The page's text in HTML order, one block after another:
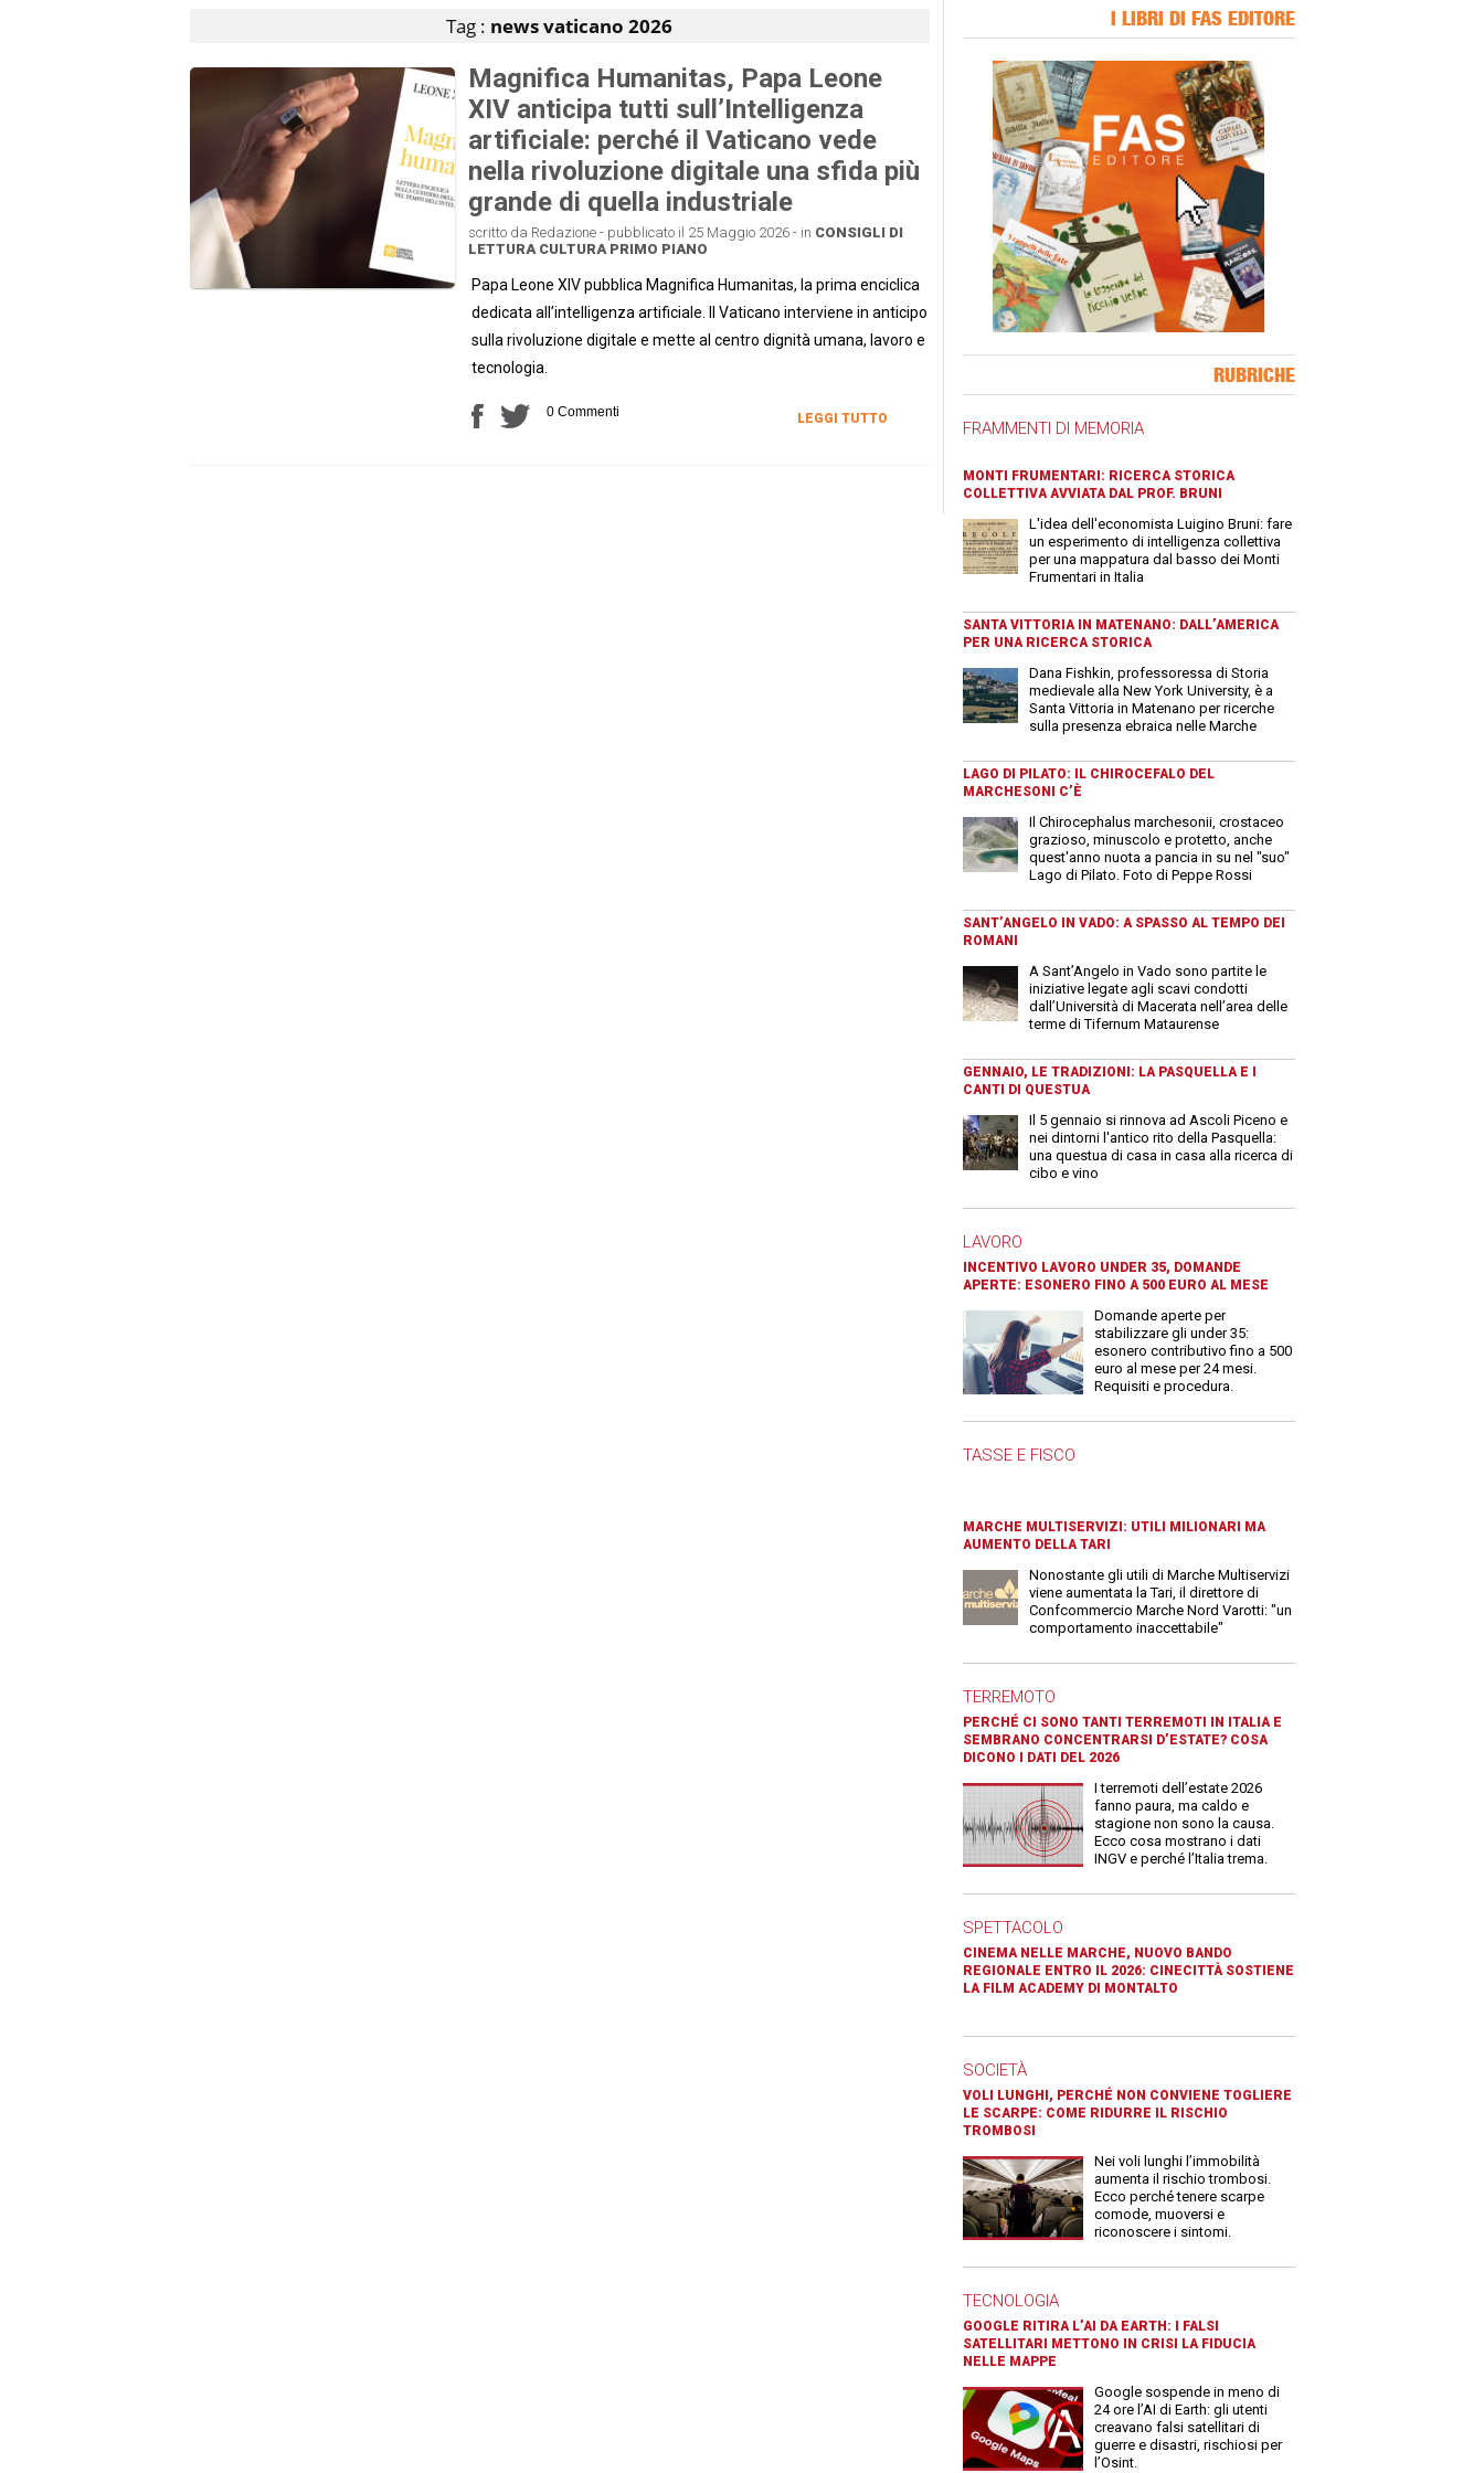
Tag : news vaticano 2026
Magnifica Humanitas, Papa Leone
XIV anticipa tutti sull’Intelligenza
artificiale: perché il Vaticano vede
nella rivoluzione digitale una sfida più
grande di quella industriale
scritto da Redazione - pubblicato il 25 Maggio 2026 - in CONSIGLI DI
LETTURA CULTURA PRIMO PIANO
Papa Leone XIV pubblica Magnifica Humanitas, la prima enciclica
dedicata all’intelligenza artificiale. Il Vaticano interviene in anticipo
sulla rivoluzione digitale e mette al centro dignità umana, lavoro e
tecnologia.
0 Commenti LEGGI TUTTO
I LIBRI DI FAS EDITORE
RUBRICHE
FRAMMENTI DI MEMORIA
MONTI FRUMENTARI: RICERCA STORICA
COLLETTIVA AVVIATA DAL PROF. BRUNI
L'idea dell'economista Luigino Bruni: fare
un esperimento di intelligenza collettiva
per una mappatura dal basso dei Monti
Frumentari in Italia
SANTA VITTORIA IN MATENANO: DALL’AMERICA
PER UNA RICERCA STORICA
Dana Fishkin, professoressa di Storia
medievale alla New York University, è a
Santa Vittoria in Matenano per ricerche
sulla presenza ebraica nelle Marche
LAGO DI PILATO: IL CHIROCEFALO DEL
MARCHESONI C’È
Il Chirocephalus marchesonii, crostaceo
grazioso, minuscolo e protetto, anche
quest'anno nuota a pancia in su nel "suo"
Lago di Pilato. Foto di Peppe Rossi
SANT’ANGELO IN VADO: A SPASSO AL TEMPO DEI
ROMANI
A Sant’Angelo in Vado sono partite le
iniziative legate agli scavi condotti
dall’Università di Macerata nell’area delle
terme di Tifernum Mataurense
GENNAIO, LE TRADIZIONI: LA PASQUELLA E I
CANTI DI QUESTUA
Il 5 gennaio si rinnova ad Ascoli Piceno e
nei dintorni l'antico rito della Pasquella:
una questua di casa in casa alla ricerca di
cibo e vino
LAVORO
INCENTIVO LAVORO UNDER 35, DOMANDE
APERTE: ESONERO FINO A 500 EURO AL MESE
Domande aperte per
stabilizzare gli under 35:
esonero contributivo fino a 500
euro al mese per 24 mesi.
Requisiti e procedura.
TASSE E FISCO
MARCHE MULTISERVIZI: UTILI MILIONARI MA
AUMENTO DELLA TARI
Nonostante gli utili di Marche Multiservizi
viene aumentata la Tari, il direttore di
Confcommercio Marche Nord Varotti: "un
comportamento inaccettabile"
TERREMOTO
PERCHÉ CI SONO TANTI TERREMOTI IN ITALIA E
SEMBRANO CONCENTRARSI D’ESTATE? COSA
DICONO I DATI DEL 2026
I terremoti dell’estate 2026
fanno paura, ma caldo e
stagione non sono la causa.
Ecco cosa mostrano i dati
INGV e perché l’Italia trema.
SPETTACOLO
CINEMA NELLE MARCHE, NUOVO BANDO
REGIONALE ENTRO IL 2026: CINECITTÀ SOSTIENE
LA FILM ACADEMY DI MONTALTO
SOCIETÀ
VOLI LUNGHI, PERCHÉ NON CONVIENE TOGLIERE
LE SCARPE: COME RIDURRE IL RISCHIO
TROMBOSI
Nei voli lunghi l’immobilità
aumenta il rischio trombosi.
Ecco perché tenere scarpe
comode, muoversi e
riconoscere i sintomi.
TECNOLOGIA
GOOGLE RITIRA L’AI DA EARTH: I FALSI
SATELLITARI METTONO IN CRISI LA FIDUCIA
NELLE MAPPE
Google sospende in meno di
24 ore l’AI di Earth: gli utenti
creavano falsi satellitari di
guerre e disastri, rischiosi per
l’Osint.